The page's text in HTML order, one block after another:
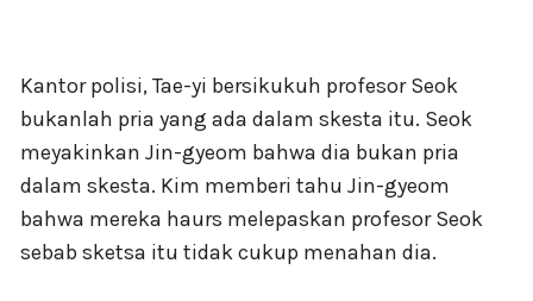
Kantor polisi, Tae-yi bersikukuh profesor Seok
bukanlah pria yang ada dalam skesta itu. Seok
meyakinkan Jin-gyeom bahwa dia bukan pria
dalam skesta. Kim memberi tahu Jin-gyeom
bahwa mereka haurs melepaskan profesor Seok
sebab sketsa itu tidak cukup menahan dia.